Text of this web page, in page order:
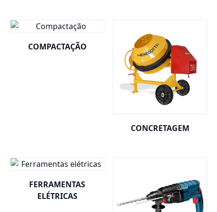
COMPACTAÇÃO
CONCRETAGEM
FERRAMENTAS
ELÉTRICAS